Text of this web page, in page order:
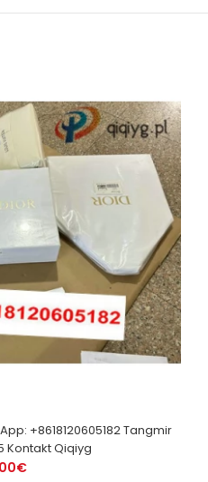
+8618120605182 Tangmir
Kontakt Qiqiyg